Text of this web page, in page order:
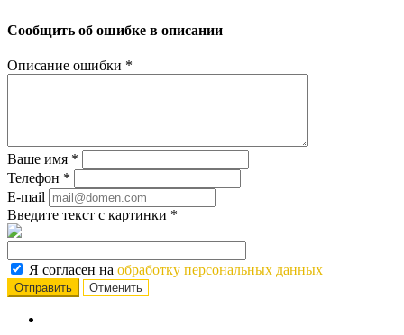
Сообщить об ошибке в описании
Описание ошибки *
Ваше имя *
Телефон *
E-mail
Введите текст с картинки *
Я согласен на обработку персональных данных
Отменить